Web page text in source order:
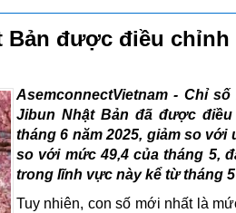
Bản được điều chỉnh
AsemconnectVietnam - Chỉ số
Jibun Nhật Bản đã được
tháng 6 năm 2025, giảm so
so với mức 49,4 của tháng 5,
trong lĩnh vực này kể từ tháng 5
Tuy nhiên, con số mới nhất là